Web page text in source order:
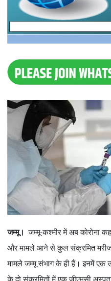
जम्मू। जम्मू-कश्मीर में अब कोरोना
और मामले आने से कुल संक्रमित
मामले जम्मू संभाग के ही हैं। इनमें एक